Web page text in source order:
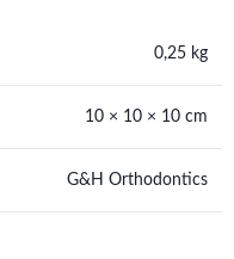
0,25 kg
10 × 10 × 10 cm
G&H Orthodontics